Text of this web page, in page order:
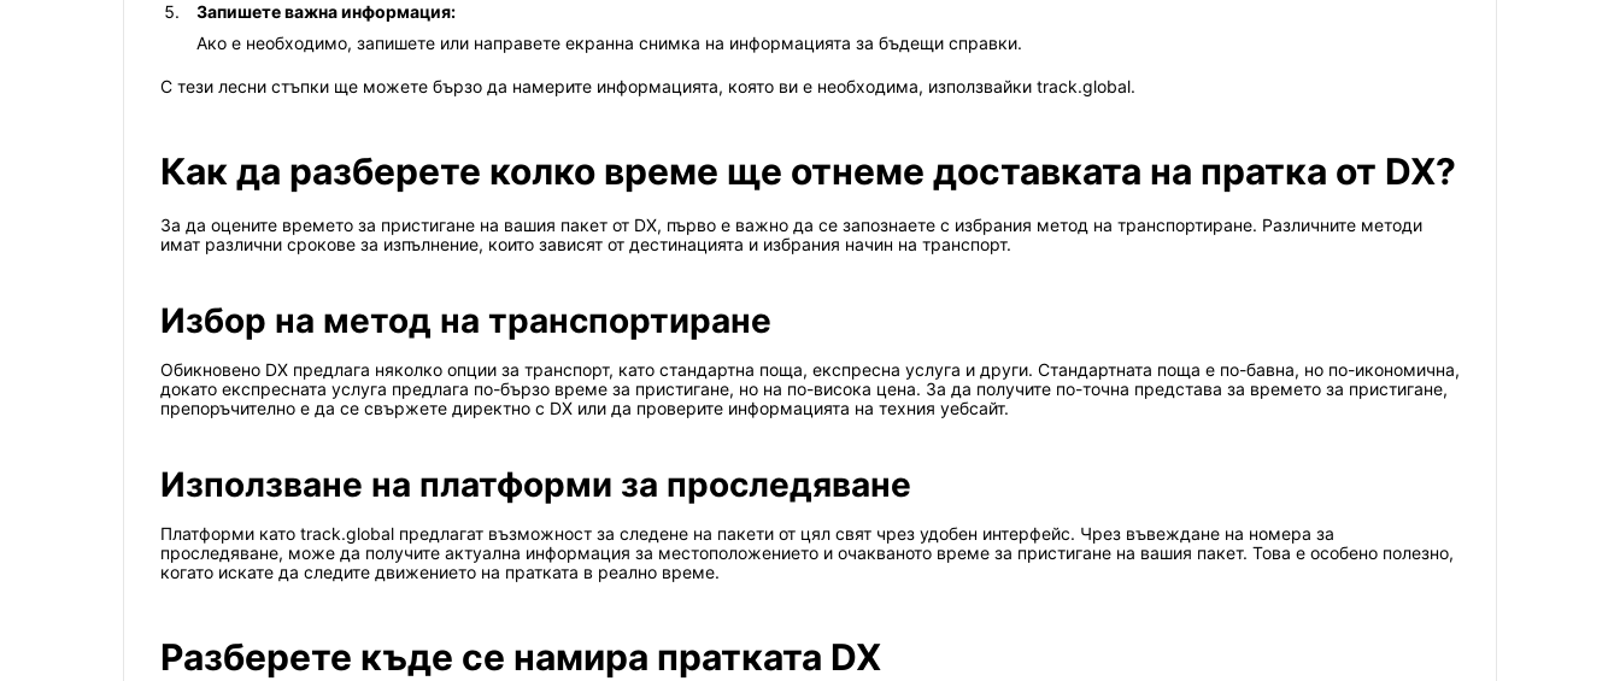
Запишете важна информация:
Ако е необходимо, запишете или направете екранна снимка на информацията за бъдещи справки.
С тези лесни стъпки ще можете бързо да намерите информацията, която ви е необходима, използвайки track.global.
Как да разберете колко време ще отнеме доставката на пратка от DX?
За да оцените времето за пристигане на вашия пакет от DX, първо е важно да се запознаете с избрания метод на транспортиране. Различните методи
имат различни срокове за изпълнение, които зависят от дестинацията и избрания начин на транспорт.
Избор на метод на транспортиране
Обикновено DX предлага няколко опции за транспорт, като стандартна поща, експресна услуга и други. Стандартната поща е по-бавна, но по-икономична,
докато експресната услуга предлага по-бързо време за пристигане, но на по-висока цена. За да получите по-точна представа за времето за пристигане,
препоръчително е да се свържете директно с DX или да проверите информацията на техния уебсайт.
Използване на платформи за проследяване
Платформи като track.global предлагат възможност за следене на пакети от цял свят чрез удобен интерфейс. Чрез въвеждане на номера за
проследяване, може да получите актуална информация за местоположението и очакваното време за пристигане на вашия пакет. Това е особено полезно,
когато искате да следите движението на пратката в реално време.
Разберете къде се намира пратката DX